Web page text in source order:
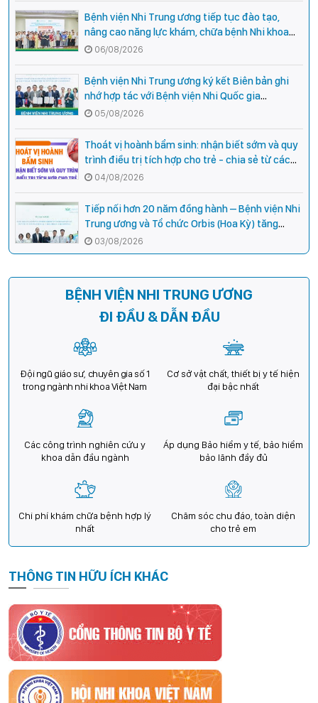
Bệnh viện Nhi Trung ương tiếp tục đào tạo,
nâng cao năng lực khám, chữa bệnh Nhi khoa
cho cán bộ y tế tại các tỉnh miền núi phía Bắc
06/08/2026
Bệnh viện Nhi Trung ương ký kết Biên bản ghi
nhớ hợp tác với Bệnh viện Nhi Quốc gia
Campuchia
05/08/2026
Thoát vị hoành bẩm sinh: nhận biết sớm và quy
trình điều trị tích hợp cho trẻ - chia sẻ từ các
chuyên gia hàng đầu của Bệnh Viện Nhi Trung
ương
04/08/2026
Tiếp nối hơn 20 năm đồng hành – Bệnh viện Nhi
Trung ương và Tổ chức Orbis (Hoa Kỳ) tăng
cường hợp tác, mở rộng cơ hội bảo vệ thị lực
cho trẻ em Việt Nam
03/08/2026
BỆNH VIỆN NHI TRUNG ƯƠNG
ĐI ĐẦU & DẪN ĐẦU
Đội ngũ giáo sư, chuyên gia số 1
trong ngành nhi khoa Việt Nam
Cơ sở vật chất, thiết bị y tế hiện
đại bậc nhất
Các công trình nghiên cứu y
khoa dẫn đầu ngành
Áp dụng Bảo hiểm y tế, bảo hiểm
bảo lãnh đầy đủ
Chi phí khám chữa bệnh hợp lý
nhất
Chăm sóc chu đáo, toàn diện
cho trẻ em
THÔNG TIN HỮU ÍCH KHÁC